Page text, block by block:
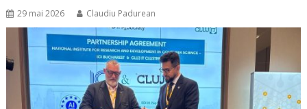
29 mai 2026 Claudiu Padurean